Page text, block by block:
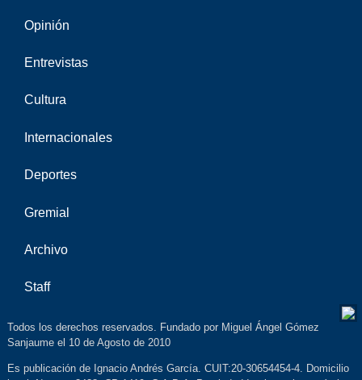
Opinión
Entrevistas
Cultura
Internacionales
Deportes
Gremial
Archivo
Staff
Todos los derechos reservados. Fundado por Miguel Ángel Gómez
Sanjaume el 10 de Agosto de 2010
Es publicación de Ignacio Andrés García. CUIT:20-30654454-4. Domicilio